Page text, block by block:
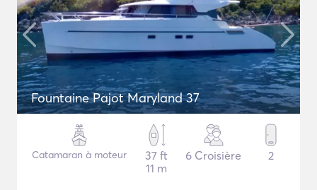
Fountaine Pajot Maryland 37
Catamaran à moteur
37 ft
11 m
6 Croisière 2